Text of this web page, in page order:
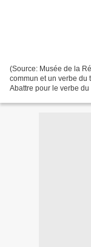
(Source: Musée de la
commun et un verbe du
Abattre pour le verbe